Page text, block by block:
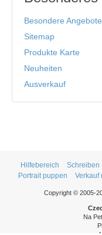
Besondere Angebote
Sitemap
Produkte Karte
Neuheiten
Ausverkauf
Hilfebereich Schreiben
Portrait puppen
Verkauf
Copyright © 2005-
Na